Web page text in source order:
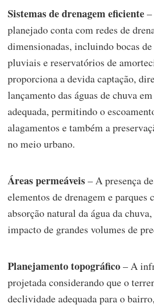
Sistemas de drenagem eficiente
planejado conta com redes de
dimensionadas, incluindo bocas
pluviais e reservatórios de
proporciona a devida captação,
lançamento das águas de chuva
adequada, permitindo o
alagamentos e também a
no meio urbano.
Áreas permeáveis– A presença
elementos de drenagem e parques
absorção natural da água da
impacto de grandes volumes de
Planejamento topográfico– A
projetada considerando que o
declividade adequada para o